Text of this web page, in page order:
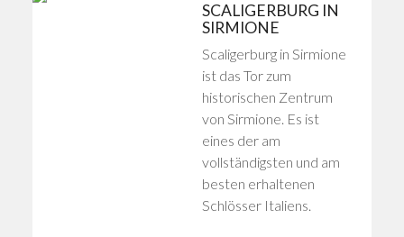
SCALIGERBURG IN
SIRMIONE
Scaligerburg in Sirmione
ist das Tor zum
historischen Zentrum
von Sirmione. Es ist
eines der am
vollständigsten und am
besten erhaltenen
Schlösser Italiens.